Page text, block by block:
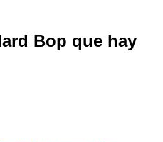
Bop que hay